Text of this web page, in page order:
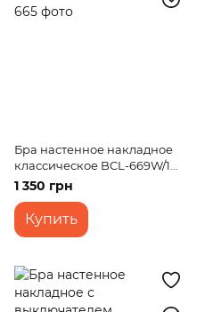
Бра настенное накладное
классическое BCL-669W/1
E14 FGD
1 350 грн
Купить